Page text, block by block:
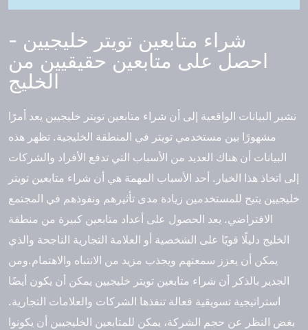
شراء متابعين تويتر خليجيين -
احصل على متابعين حقيقيين من
الخليج
تشير البيانات الواقعية إلى أن شراء متابعين تويتر خليجيين يعد أمرًا
مشهورًا بين مستخدمي تويتر في المنطقة الخليجية. تظهر هذه
البيانات أن هناك العديد من الأسباب التي تدفع الأفراد والشركات
إلى اتخاذ هذا الخيار. أحد الأسباب المهمة هي أن شراء متابعين تويتر
خليجيين يتيح للمستخدمين زيادة مدى تأثيرهم ونفوذهم في المجتمع
الافتراضي. يعد الحصول على أعداد متابعين كبيرة من منطقة
الخليج دليلًا قويًا على الشخصية أو العلامة التجارية الناجحة والذي
يمكن أن يعزز سمعتهم ويجذب مزيد من الانتباه والاهتمام.ومن
الجدير بالذكر أن شراء متابعين تويتر خليجيين يمكن أن يكون أيضًا
استراتيجية تسويقية فعالة تنفذها الشركات والعلامات التجارية.
بغض النظر عن حجم الشركة، يمكن للمتابعين الخليجيين أن يكونوا